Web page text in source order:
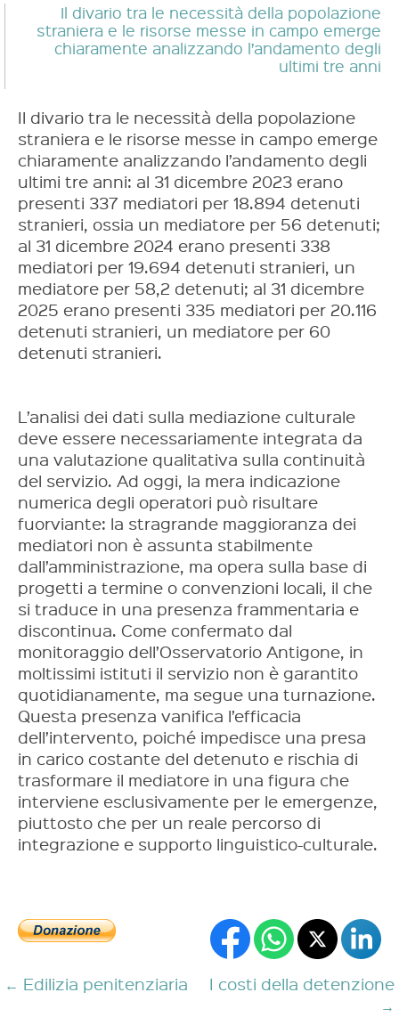
Il divario tra le necessità della popolazione
straniera e le risorse messe in campo emerge
chiaramente analizzando l’andamento degli
ultimi tre anni
Il divario tra le necessità della popolazione
straniera e le risorse messe in campo emerge
chiaramente analizzando l’andamento degli
ultimi tre anni: al 31 dicembre 2023 erano
presenti 337 mediatori per 18.894 detenuti
stranieri, ossia un mediatore per 56 detenuti;
al 31 dicembre 2024 erano presenti 338
mediatori per 19.694 detenuti stranieri, un
mediatore per 58,2 detenuti; al 31 dicembre
2025 erano presenti 335 mediatori per 20.116
detenuti stranieri, un mediatore per 60
detenuti stranieri.
L’analisi dei dati sulla mediazione culturale
deve essere necessariamente integrata da
una valutazione qualitativa sulla continuità
del servizio. Ad oggi, la mera indicazione
numerica degli operatori può risultare
fuorviante: la stragrande maggioranza dei
mediatori non è assunta stabilmente
dall’amministrazione, ma opera sulla base di
progetti a termine o convenzioni locali, il che
si traduce in una presenza frammentaria e
discontinua. Come confermato dal
monitoraggio dell’Osservatorio Antigone, in
moltissimi istituti il servizio non è garantito
quotidianamente, ma segue una turnazione.
Questa presenza vanifica l’efficacia
dell’intervento, poiché impedisce una presa
in carico costante del detenuto e rischia di
trasformare il mediatore in una figura che
interviene esclusivamente per le emergenze,
piuttosto che per un reale percorso di
integrazione e supporto linguistico-culturale.
← Edilizia penitenziaria
I costi della detenzione
→